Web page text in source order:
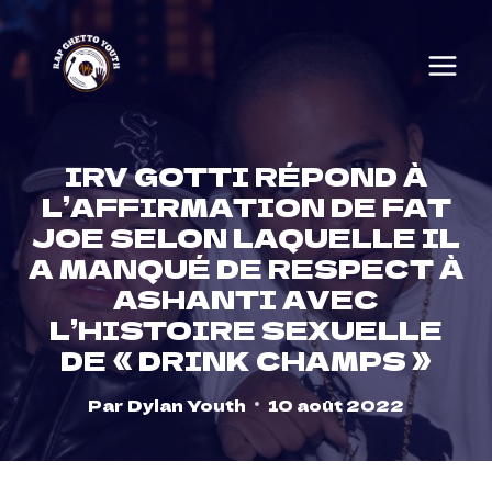
content
IRV GOTTI RÉPOND À
L’AFFIRMATION DE FAT
JOE SELON LAQUELLE IL
A MANQUÉ DE RESPECT À
ASHANTI AVEC
L’HISTOIRE SEXUELLE
DE « DRINK CHAMPS »
Par Dylan Youth 10 août 2022